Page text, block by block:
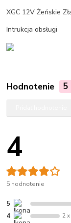
XGC 12V Żeńskie
Intrukcja obsługi
Hodnotenie 5
4
5 hodnotenie
5
4 2 x